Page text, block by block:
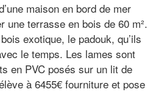
maison en bord de mer
une terrasse en bois de 60 m².
exotique, le padouk, qu’ils
le temps. Les lames sont
en PVC posés sur un lit de
à 6455€ fourniture et pose